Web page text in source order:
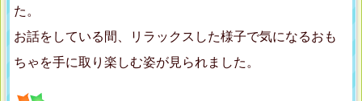
た。
お話をしている間、リラックスした様子で気になるおも
ちゃを手に取り楽しむ姿が見られました。